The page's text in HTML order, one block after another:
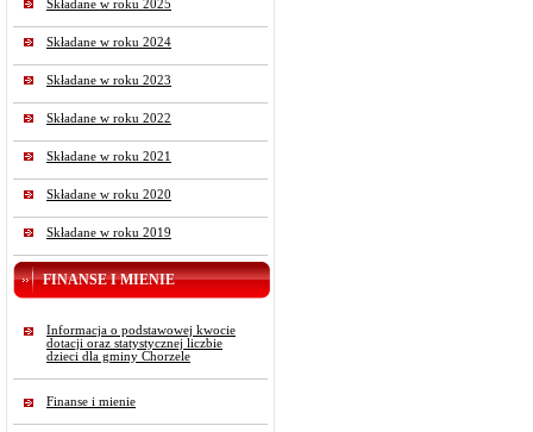
Składane w roku 2025
Składane w roku 2024
Składane w roku 2023
Składane w roku 2022
Składane w roku 2021
Składane w roku 2020
Składane w roku 2019
FINANSE I MIENIE
Informacja o podstawowej kwocie
dotacji oraz statystycznej liczbie
dzieci dla gminy Chorzele
Finanse i mienie